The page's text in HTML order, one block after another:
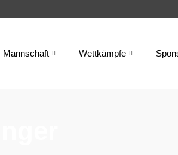
Mannschaft Wettkämpfe